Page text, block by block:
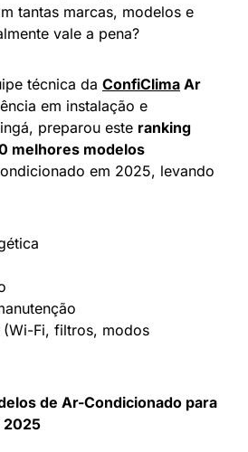
tantas marcas, modelos e
vale a pena?
técnica da ConfiClima Ar
em instalação e
preparou este ranking
melhores modelos
em 2025, levando
(Wi-Fi, filtros, modos
de Ar-Condicionado para
2025